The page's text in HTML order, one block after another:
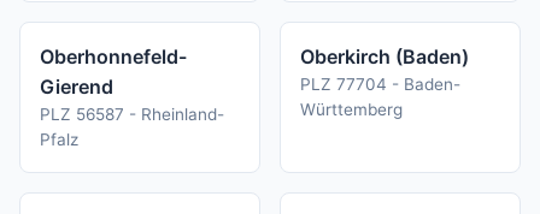
Oberhonnefeld-
Gierend
PLZ 56587 - Rheinland-
Pfalz
Oberkirch (Baden)
PLZ 77704 - Baden-
Württemberg